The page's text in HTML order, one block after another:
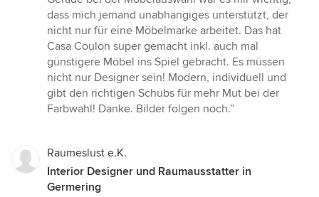
dass mich jemand unabhängiges unterstützt, der
nicht nur für eine Möbelmarke arbeitet. Das hat
Casa Coulon super gemacht inkl. auch mal
günstigere Möbel ins Spiel gebracht. Es müssen
nicht nur Designer sein! Modern, individuell und
gibt den richtigen Schubs für mehr Mut bei der
Farbwahl! Danke. Bilder folgen noch.”
Raumeslust e.K.
Interior Designer und Raumausstatter in
Germering